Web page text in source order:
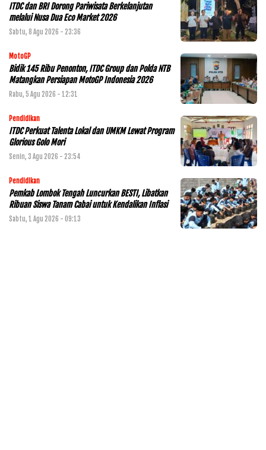
ITDC dan BRI Dorong Pariwisata Berkelanjutan
melalui Nusa Dua Eco Market 2026
Sabtu, 8 Agu 2026 - 23:36
MotoGP
Bidik 145 Ribu Penonton, ITDC Group dan Polda NTB
Matangkan Persiapan MotoGP Indonesia 2026
Rabu, 5 Agu 2026 - 12:31
Pendidikan
ITDC Perkuat Talenta Lokal dan UMKM Lewat Program
Glorious Golo Mori
Senin, 3 Agu 2026 - 23:54
Pendidikan
Pemkab Lombok Tengah Luncurkan BESTI, Libatkan
Ribuan Siswa Tanam Cabai untuk Kendalikan Inflasi
Sabtu, 1 Agu 2026 - 09:13